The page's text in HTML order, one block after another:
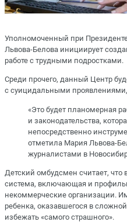
Уполномоченный при
Львова-Белова инициирует
работе с трудными подростками.
Среди прочего, данный Центр
с суицидальными
«Это будет планомерная
и законодательства,
непосредственно
отметила Мария Львова-
журналистами в
Детский омбудсмен считает,
система, включающая и
некоммерческие организации.
ребенка, оказавшегося в
избежать «самого страшного».